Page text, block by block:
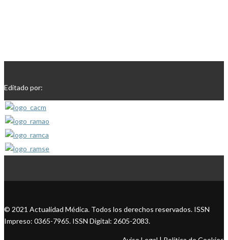
Editado por:
© 2021 Actualidad Médica. Todos los derechos reservados. ISSN
Impreso: 0365-7965. ISSN Digital: 2605-2083.